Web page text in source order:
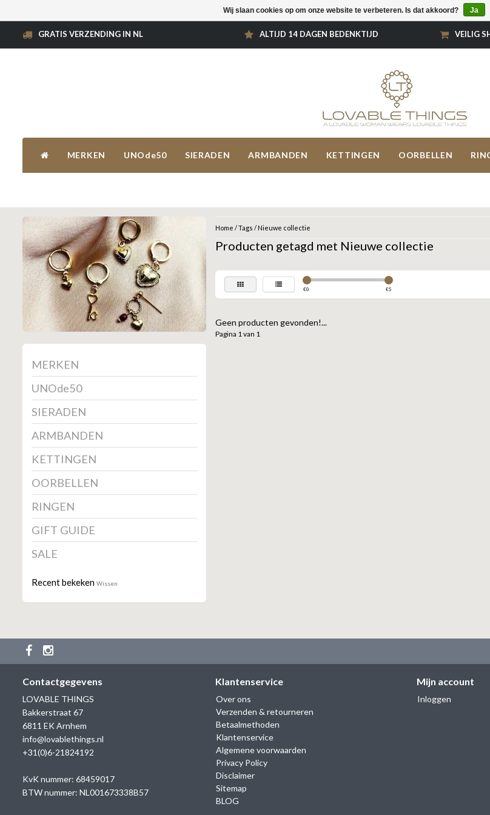
GRATIS VERZENDING IN NL ALTIJD 14 DAGEN BEDENKTIJD VEILIG
MERKEN UNOde50 SIERADEN ARMBANDEN KETTINGEN OORBELLEN
MERKEN
UNOde50
SIERADEN
ARMBANDEN
KETTINGEN
OORBELLEN
RINGEN
GIFT GUIDE
SALE
Recent bekeken Wissen
Home /Tags / Nieuwe collectie
Producten getagd met Nieuwe collectie
€0 €5
Geen producten gevonden!...
Pagina 1 van 1
Contactgegevens
LOVABLE THINGS
Bakkerstraat 67
6811 EK Arnhem
info@lovablethings.nl
+31(0)6-21824192
KvK nummer: 68459017
BTW nummer: NL001673338B57
Klantenservice
Over ons
Verzenden & retourneren
Betaalmethoden
Klantenservice
Algemene voorwaarden
Privacy Policy
Disclaimer
Sitemap
BLOG
Mijn account
Inloggen
Wij slaan cookies op om onze website te verbeteren. Is dat akkoord? Ja